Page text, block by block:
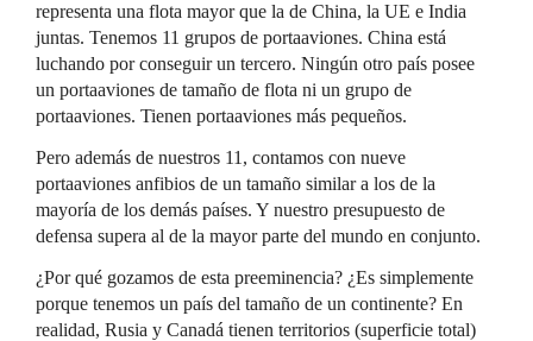
representa una flota mayor que la de China, la UE e India
juntas. Tenemos 11 grupos de portaaviones. China está
luchando por conseguir un tercero. Ningún otro país posee
un portaaviones de tamaño de flota ni un grupo de
portaaviones. Tienen portaaviones más pequeños.
Pero además de nuestros 11, contamos con nueve
portaaviones anfibios de un tamaño similar a los de la
mayoría de los demás países. Y nuestro presupuesto de
defensa supera al de la mayor parte del mundo en conjunto.
¿Por qué gozamos de esta preeminencia? ¿Es simplemente
porque tenemos un país del tamaño de un continente? En
realidad, Rusia y Canadá tienen territorios (superficie total)